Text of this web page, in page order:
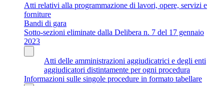
Atti relativi alla programmazione di lavori, opere, servizi e
forniture
Bandi di gara
Sotto-sezioni eliminate dalla Delibera n. 7 del 17 gennaio
2023
Atti delle amministrazioni aggiudicatrici e degli enti
aggiudicatori distintamente per ogni procedura
Informazioni sulle singole procedure in formato tabellare